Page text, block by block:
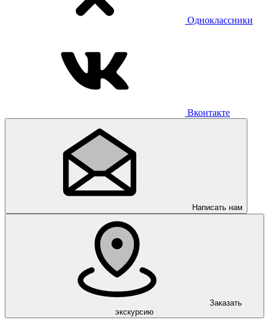
Одноклассники
Вконтакте
Написать нам
Заказать
экскурсию